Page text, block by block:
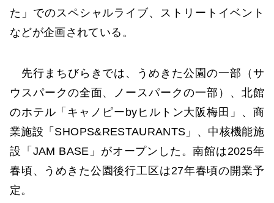
た」でのスペシャルライブ、ストリートイベント
などが企画されている。
先行まちびらきでは、うめきた公園の一部（サ
ウスパークの全面、ノースパークの一部）、北館
のホテル「キャノピーbyヒルトン大阪梅田」、商
業施設「SHOPS&RESTAURANTS」、中核機能施
設「JAM BASE」がオープンした。南館は2025年
春頃、うめきた公園後行工区は27年春頃の開業予
定。